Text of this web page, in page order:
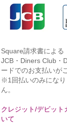
Square請求書による
JCB・Diners Club・
ードでのお支払いが
※1回払いのみにな
ん。
クレジット/デビット
いて